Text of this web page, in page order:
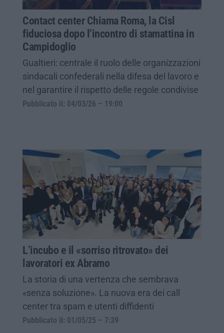
Contact center Chiama Roma, la Cisl
fiduciosa dopo l’incontro di stamattina in
Campidoglio
Gualtieri: centrale il ruolo delle organizzazioni
sindacali confederali nella difesa del lavoro e
nel garantire il rispetto delle regole condivise
Pubblicato il: 04/03/26 – 19:00
L’incubo e il «sorriso ritrovato» dei
lavoratori ex Abramo
La storia di una vertenza che sembrava
«senza soluzione». La nuova era dei call
center tra spam e utenti diffidenti
Pubblicato il: 01/05/25 – 7:39